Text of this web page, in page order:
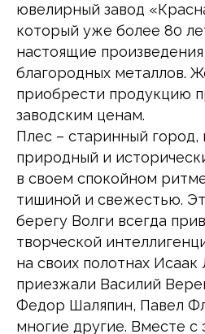
ювелирный завод
который уже более 80
настоящие произведения
благородных металлов.
приобрести продукцию
заводским ценам.
Плес – старинный город,
природный и
в своем спокойном
тишиной и свежестью.
берегу Волги всегда
творческой
на своих полотнах
приезжали Василий
Федор Шаляпин, Павел
многие другие. Вместе с